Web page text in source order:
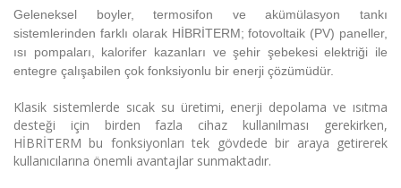
Geleneksel boyler, termosifon ve akümülasyon tankı
sistemlerinden farklı olarak HİBRİTERM; fotovoltaik (PV) paneller,
ısı pompaları, kalorifer kazanları ve şehir şebekesi elektriği ile
entegre çalışabilen çok fonksiyonlu bir enerji çözümüdür.
Klasik sistemlerde sıcak su üretimi, enerji depolama ve ısıtma
desteği için birden fazla cihaz kullanılması gerekirken,
HİBRİTERM bu fonksiyonları tek gövdede bir araya getirerek
kullanıcılarına önemli avantajlar sunmaktadır.